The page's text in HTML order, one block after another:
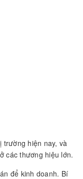
hiện nay, và
các thương hiệu lớn.
để kinh doanh. Bí